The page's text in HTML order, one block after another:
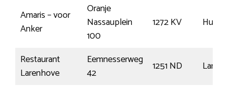
Amaris – voor
Anker
Oranje
Nassauplein
100
1272 KV Huizen
Restaurant
Larenhove
Eemnesserweg
42
1251 ND
Laren